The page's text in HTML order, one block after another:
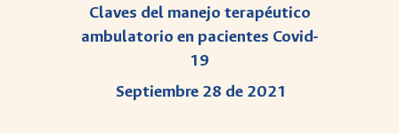
Claves del manejo terapéutico
ambulatorio en pacientes Covid-
19
Septiembre 28 de 2021